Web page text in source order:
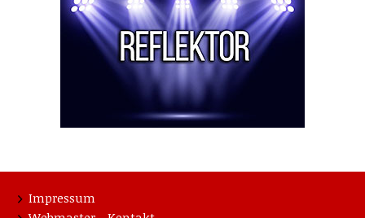
Impressum